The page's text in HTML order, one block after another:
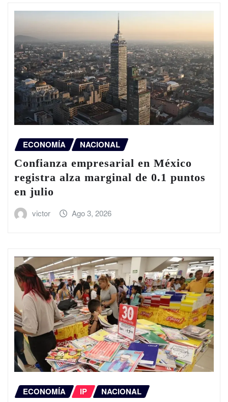
ECONOMÍA NACIONAL
Confianza empresarial en México
registra alza marginal de 0.1 puntos
en julio
victor Ago 3, 2026
ECONOMÍA IP NACIONAL